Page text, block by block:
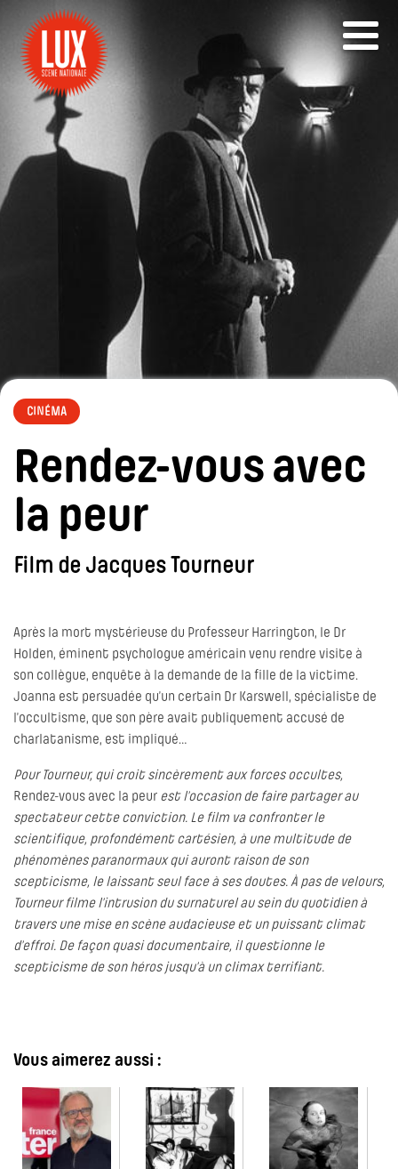
CINÉMA
Rendez-vous avec
la peur
Film de Jacques Tourneur
Après la mort mystérieuse du Professeur Harrington, le Dr
Holden, éminent psychologue américain venu rendre visite à
son collègue, enquête à la demande de la fille de la victime.
Joanna est persuadée qu’un certain Dr Karswell, spécialiste de
l’occultisme, que son père avait publiquement accusé de
charlatanisme, est impliqué…
Pour Tourneur, qui croit sincèrement aux forces occultes,
Rendez-vous avec la peur est l’occasion de faire partager au
spectateur cette conviction. Le film va confronter le
scientifique, profondément cartésien, à une multitude de
phénomènes paranormaux qui auront raison de son
scepticisme, le laissant seul face à ses doutes. À pas de velours,
Tourneur filme l’intrusion du surnaturel au sein du quotidien à
travers une mise en scène audacieuse et un puissant climat
d’effroi. De façon quasi documentaire, il questionne le
scepticisme de son héros jusqu’à un climax terrifiant.
Vous aimerez aussi :